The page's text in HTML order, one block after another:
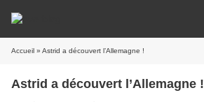
Accueil » Astrid a découvert l’Allemagne !
Astrid a découvert l’Allemagne !